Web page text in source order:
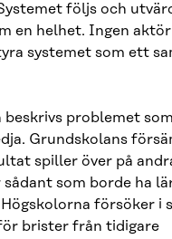
följs och
en helhet. Ingen
systemet som ett
problemet
Grundskolans
spiller över på
som borde ha
försöker i
brister från tidigare